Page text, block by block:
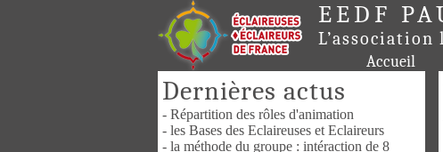
EEDF
Accueil
Dernières actus
- Répartition des rôles d'animation
- les Bases des Eclaireuses et Eclaireurs
- la méthode du groupe : intéraction de 8